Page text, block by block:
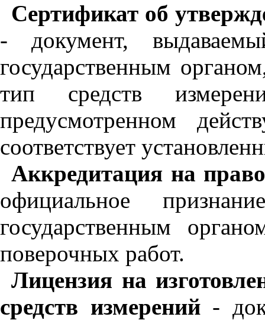
Сертификат об
- документ,
государственным
тип средств
предусмотренном
соответствует
Аккредитация на
официальное
государственным
поверочных работ.
Лицензия на
средств измерений-